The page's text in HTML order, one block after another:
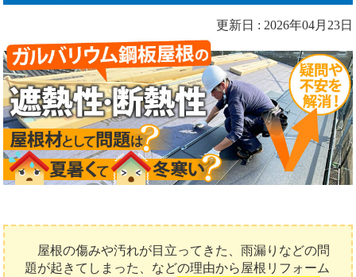
更新日 : 2026年04月23日
屋根の傷みや汚れが目立ってきた、雨漏りなどの問
題が起きてしまった、などの理由から屋根リフォーム